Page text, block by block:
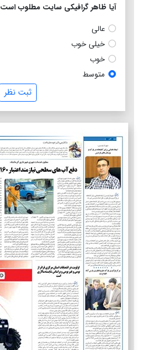
آیا ظاهر گرافیکی سایت مطلوب است
عالی
خیلی خوب
خوب
متوسط
ثبت نظر